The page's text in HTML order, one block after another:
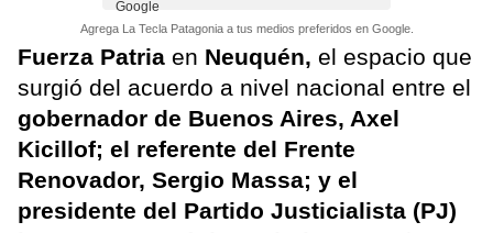
Agrega La Tecla Patagonia a tus medios preferidos en Google.
Fuerza Patria en Neuquén, el espacio que
surgió del acuerdo a nivel nacional entre el
gobernador de Buenos Aires, Axel
Kicillof; el referente del Frente
Renovador, Sergio Massa; y el
presidente del Partido Justicialista (PJ)